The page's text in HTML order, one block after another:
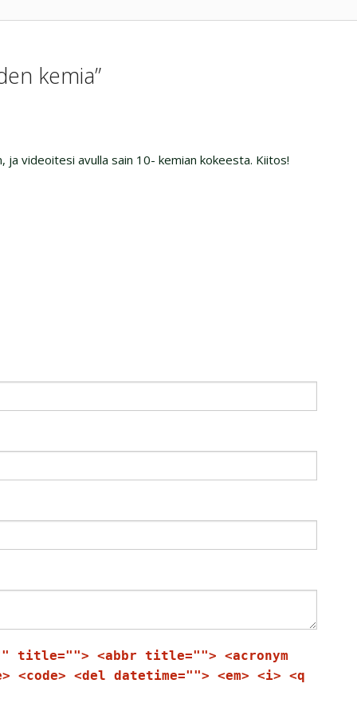
kemia”
videoitesi avulla sain 10- kemian kokeesta. Kiitos!
title=""> <abbr title=""> <acronym
<del datetime=""> <em> <i> <q